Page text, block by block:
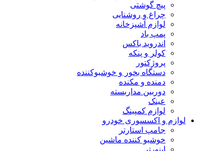
پیچ گوشتی
چراغ و روشنایی
لوازم آشپزخانه
پمپ باد
اندروید باکس
کولر و پنکه
پروژکتور
دستگاه بخور و خوشبوکننده
دمنده و مکنده
دوربین مداربسته
عینک
لوازم کمپینگ
لوازم و اکسسوری خودرو
جامپ استارتر
خوشبو کننده ماشین